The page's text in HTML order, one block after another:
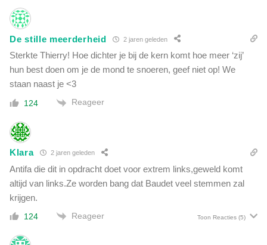
De stille meerderheid 2 jaren geleden
Sterkte Thierry! Hoe dichter je bij de kern komt hoe meer ‘zij’
hun best doen om je de mond te snoeren, geef niet op! We
staan naast je <3
124 Reageer
Klara 2 jaren geleden
Antifa die dit in opdracht doet voor extrem links,geweld komt
altijd van links.Ze worden bang dat Baudet veel stemmen zal
krijgen.
124 Reageer Toon Reacties (5)